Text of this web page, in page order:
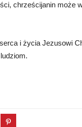
chrześcijanin może
i życia Jezusowi